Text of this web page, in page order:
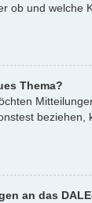
ob und welche
Thema?
beziehen,
an das